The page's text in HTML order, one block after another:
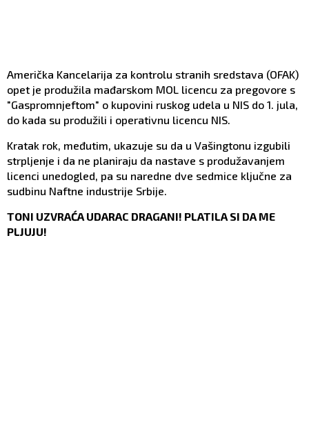
Američka Kancelarija za kontrolu stranih sredstava (OFAK)
opet je produžila mađarskom MOL licencu za pregovore s
"Gaspromnjeftom" o kupovini ruskog udela u NIS do 1. jula,
do kada su produžili i operativnu licencu NIS.
Kratak rok, međutim, ukazuje su da u Vašingtonu izgubili
strpljenje i da ne planiraju da nastave s produžavanjem
licenci unedogled, pa su naredne dve sedmice ključne za
sudbinu Naftne industrije Srbije.
TONI UZVRAĆA UDARAC DRAGANI! PLATILA SI DA ME
PLJUJU!